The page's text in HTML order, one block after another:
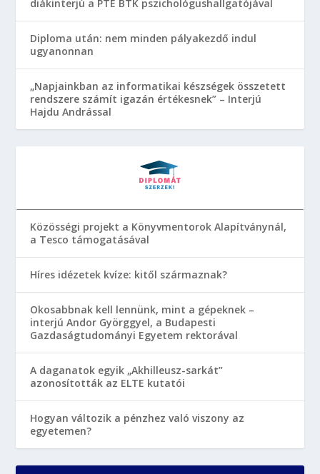
diákinterjú a PTE BTK pszichológushallgatójával
Diploma után: nem minden pályakezdő indul
ugyanonnan
„Napjainkban az informatikai készségek összetett
rendszere számít igazán értékesnek” – Interjú
Hajdu Andrással
Közösségi projekt a Könyvmentorok Alapítványnál,
a Tesco támogatásával
Híres idézetek kvíze: kitől származnak?
Okosabbnak kell lennünk, mint a gépeknek –
interjú Andor Györggyel, a Budapesti
Gazdaságtudományi Egyetem rektorával
A daganatok egyik „Akhilleusz-sarkát”
azonosították az ELTE kutatói
Hogyan változik a pénzhez való viszony az
egyetemen?